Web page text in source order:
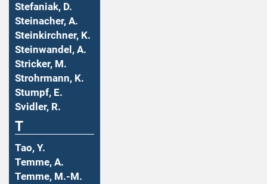
Stefaniak, D.
Steinacher, A.
Steinkirchner, K.
Steinwandel, A.
Stricker, M.
Strohrmann, K.
Stumpf, E.
Svidler, R.
T
Tao, Y.
Temme, A.
Temme, M.-M.